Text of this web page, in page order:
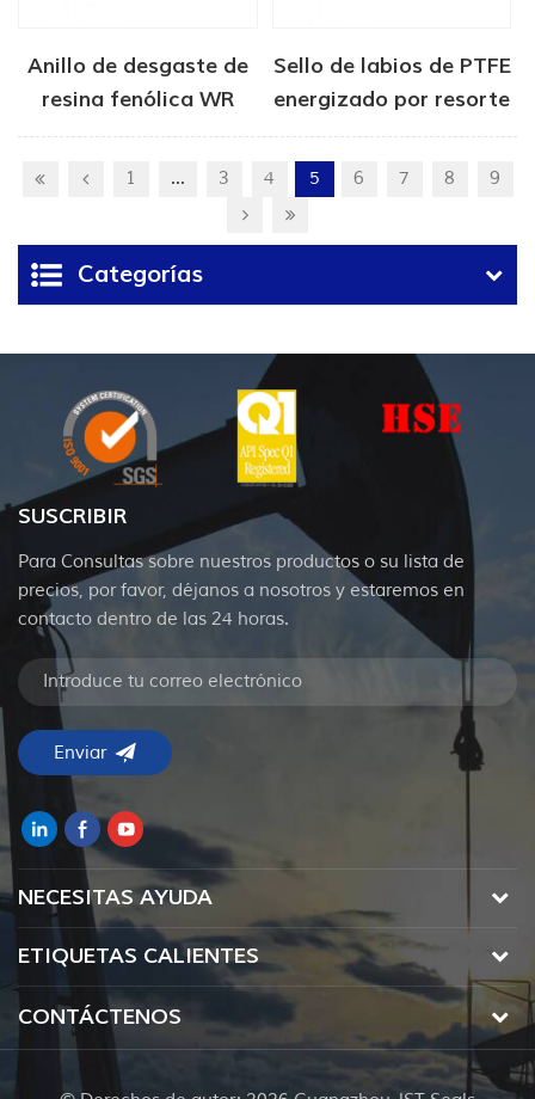
Anillo de desgaste de
resina fenólica WR
Sello de labios de PTFE
energizado por resorte
1 ... 3 4 5 6 7 8 9
Categorías
SUSCRIBIR
Para Consultas sobre nuestros productos o su lista de
precios, por favor, déjanos a nosotros y estaremos en
contacto dentro de las 24 horas.
NECESITAS AYUDA
ETIQUETAS CALIENTES
CONTÁCTENOS